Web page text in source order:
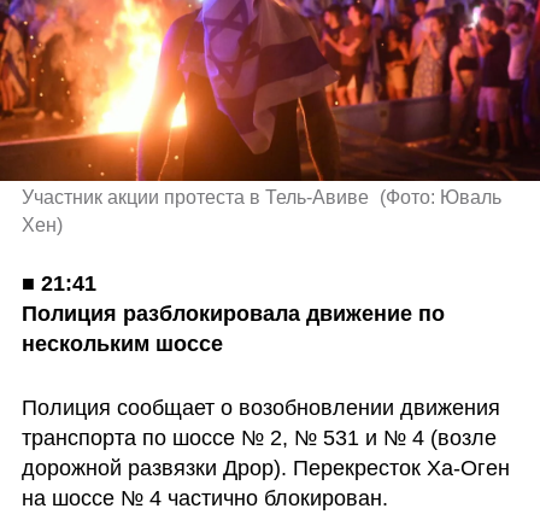
Участник акции протеста в Тель-Авиве (Фото: Юваль
Хен)
■ 21:41
Полиция разблокировала движение по
нескольким шоссе
Полиция сообщает о возобновлении движения
транспорта по шоссе № 2, № 531 и № 4 (возле
дорожной развязки Дрор). Перекресток Ха-Оген
на шоссе № 4 частично блокирован.